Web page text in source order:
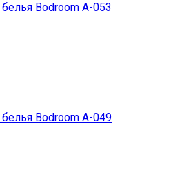
Bodroom A-053
Bodroom A-049